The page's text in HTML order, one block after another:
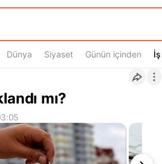
Dünya Siyaset Günün içinden İş
İş
mı?